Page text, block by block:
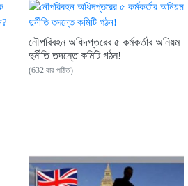
নৌপরিবহন অধিদপ্তরের ৫ কর্মকর্তার অনিয়ম
দুর্নীতি তদন্তে কমিটি গঠন!
(632 বার পঠিত)